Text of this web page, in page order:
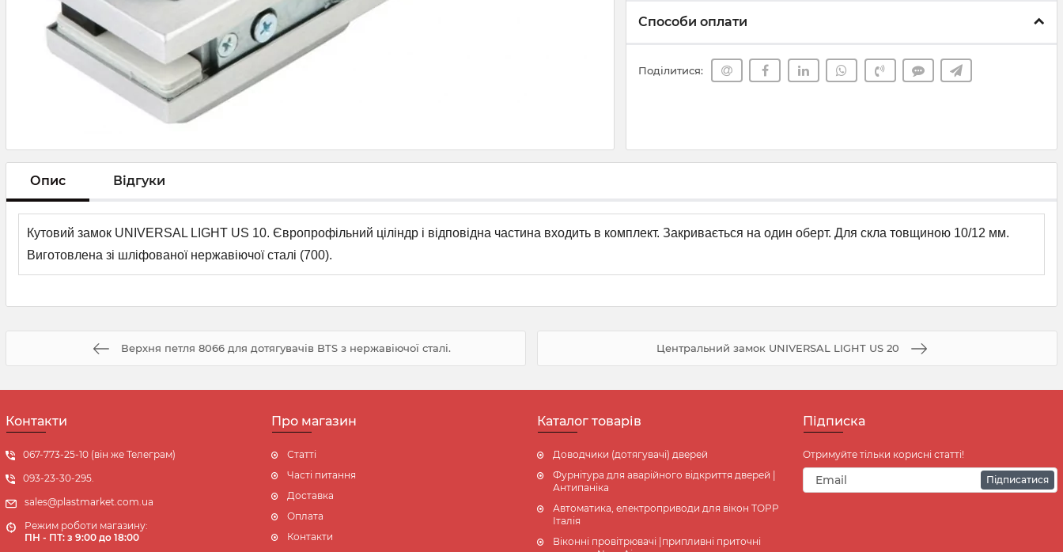
Способи оплати
Поділитися:
Опис Відгуки
Кутовий замок UNIVERSAL LIGHT US 10. Європрофільний ціліндр і відповідна частина входить в комплект. Закривається на один оберт. Для скла товщиною 10/12 мм.
Виготовлена зі шліфованої нержавіючої сталі (700).
Верхня петля 8066 для дотягувачів BTS з нержавіючої сталі. Центральний замок UNIVERSAL LIGHT US 20
Контакти
067-773-25-10 (він же Телеграм)
093-23-30-295.
sales@plastmarket.com.ua
Режим роботи магазину:
ПН - ПТ: з 9:00 до 18:00
Про магазин
Статті
Часті питання
Доставка
Оплата
Контакти
Каталог товарів
Доводчики (дотягувачі) дверей
Фурнітура для аварійного відкриття дверей |
Антипаніка
Автоматика, електроприводи для вікон TOPP
Італія
Віконні провітрювачі |припливні приточні
Підписка
Отримуйте тільки корисні статті!
Підписатися